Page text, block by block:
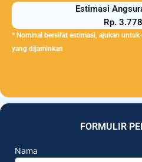
Estimasi
Rp.
* Nominal bersifat estimasi, ajukan untuk
yang dijaminkan
FORMULIR
Nama